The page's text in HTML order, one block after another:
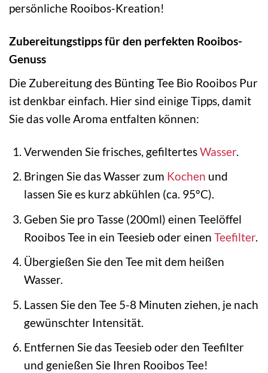
persönliche Rooibos-Kreation!
Zubereitungstipps für den perfekten Rooibos-
Genuss
Die Zubereitung des Bünting Tee Bio Rooibos Pur
ist denkbar einfach. Hier sind einige Tipps, damit
Sie das volle Aroma entfalten können:
Verwenden Sie frisches, gefiltertesWasser.
Bringen Sie das Wasser zum Kochen und
lassen Sie es kurz abkühlen (ca. 95°C).
Geben Sie pro Tasse (200ml) einen Teelöffel
Rooibos Tee in ein Teesieb oder einen Teefilter.
Übergießen Sie den Tee mit dem heißen
Wasser.
Lassen Sie den Tee 5-8 Minuten ziehen, je nach
gewünschter Intensität.
Entfernen Sie das Teesieb oder den Teefilter
und genießen Sie Ihren Rooibos Tee!